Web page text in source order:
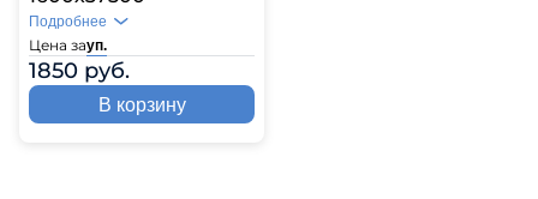
Цена зауп.
1850 руб.
Подробнее
В корзину